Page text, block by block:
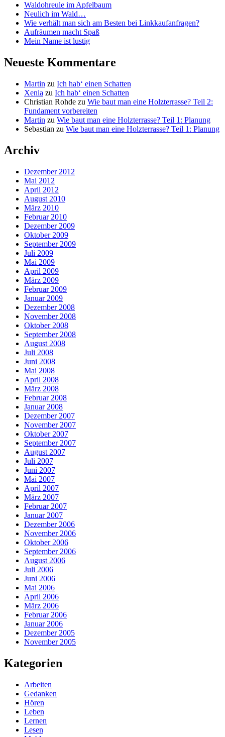
Waldohreule im Apfelbaum
Neulich im Wald…
Wie verhält man sich am Besten bei Linkkaufanfragen?
Aufräumen macht Spaß
Mein Name ist lustig
Neueste Kommentare
Martin zu Ich hab‘ einen Schatten
Xenia zu Ich hab‘ einen Schatten
Christian Rohde zu Wie baut man eine Holzterrasse? Teil 2:
Fundament vorbereiten
Martin zu Wie baut man eine Holzterrasse? Teil 1: Planung
Sebastian zu Wie baut man eine Holzterrasse? Teil 1: Planung
Archiv
Dezember 2012
Mai 2012
April 2012
August 2010
März 2010
Februar 2010
Dezember 2009
Oktober 2009
September 2009
Juli 2009
Mai 2009
April 2009
März 2009
Februar 2009
Januar 2009
Dezember 2008
November 2008
Oktober 2008
September 2008
August 2008
Juli 2008
Juni 2008
Mai 2008
April 2008
März 2008
Februar 2008
Januar 2008
Dezember 2007
November 2007
Oktober 2007
September 2007
August 2007
Juli 2007
Juni 2007
Mai 2007
April 2007
März 2007
Februar 2007
Januar 2007
Dezember 2006
November 2006
Oktober 2006
September 2006
August 2006
Juli 2006
Juni 2006
Mai 2006
April 2006
März 2006
Februar 2006
Januar 2006
Dezember 2005
November 2005
Kategorien
Arbeiten
Gedanken
Hören
Leben
Lernen
Lesen